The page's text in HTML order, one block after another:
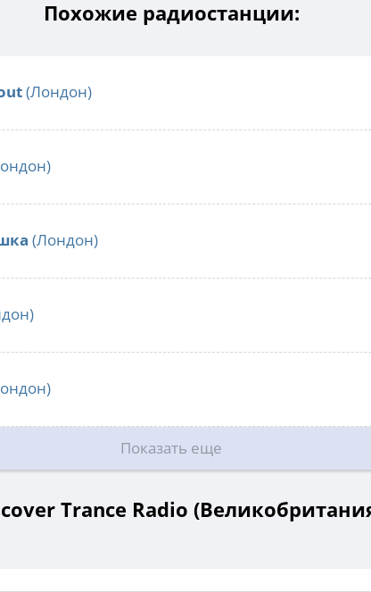
Похожие радиостанции:
(Лондон)
(Лондон)
Показать еще
Trance Radio